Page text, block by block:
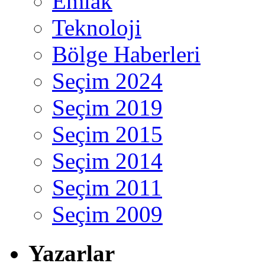
Teknoloji
Bölge Haberleri
Seçim 2024
Seçim 2019
Seçim 2015
Seçim 2014
Seçim 2011
Seçim 2009
Yazarlar